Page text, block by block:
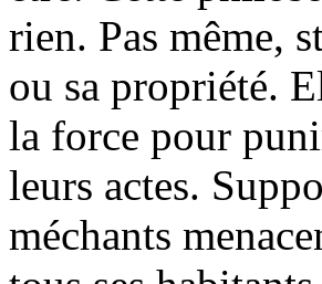
rien. Pas même,
ou sa propriété.
la force pour
leurs actes.
méchants